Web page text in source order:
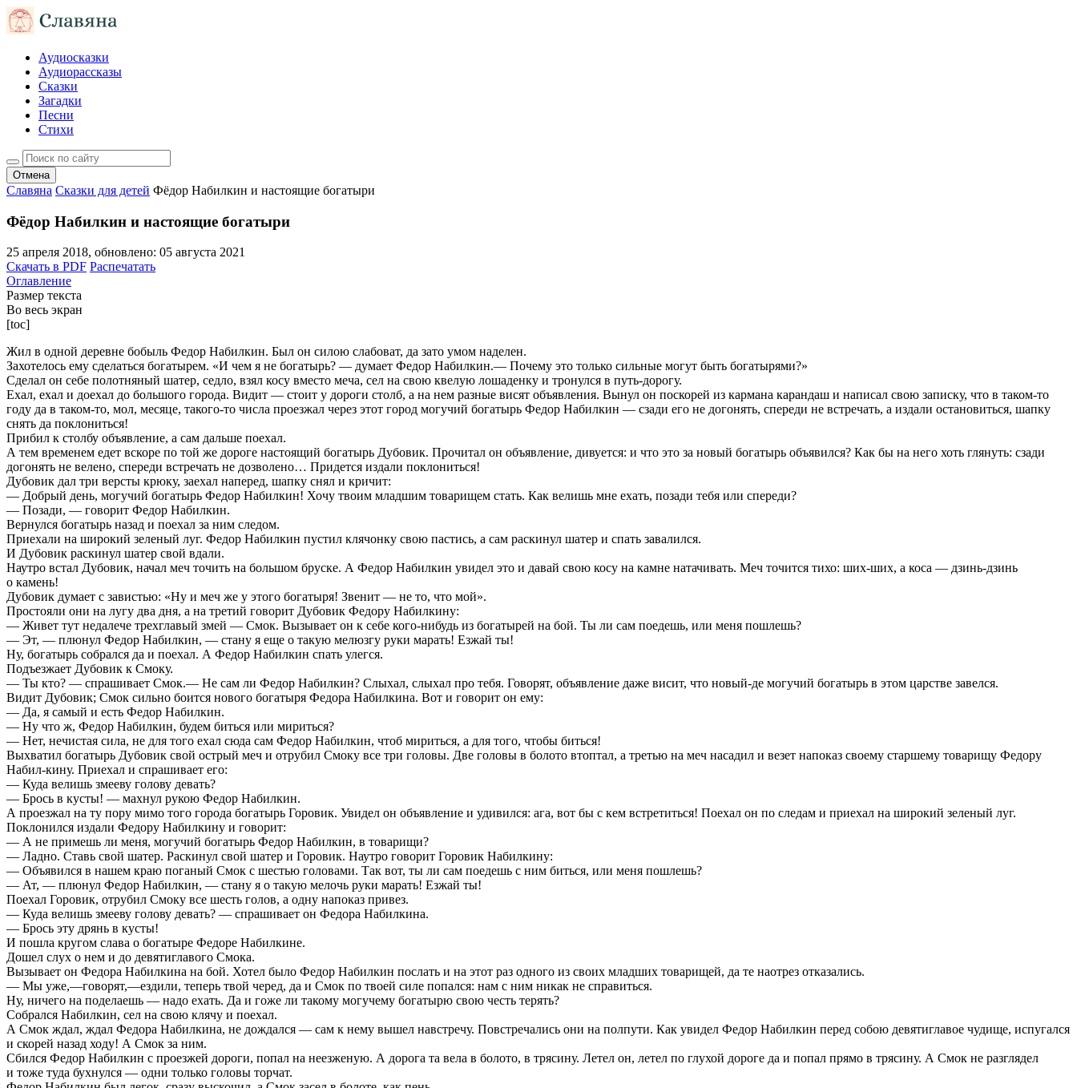
Аудиосказки
Аудиорассказы
Сказки
Загадки
Песни
Стихи
Отмена
Славяна Сказки для детей Фёдор Набилкин и настоящие богатыри
Фёдор Набилкин и настоящие богатыри
25 апреля 2018, обновлено: 05 августа 2021
Скачать в PDF Распечатать
Оглавление
Размер текста
Во весь экран
[toc]
Жил в одной деревне бобыль Федор Набилкин. Был он силою слабоват, да зато умом наделен.
Захотелось ему сделаться богатырем. «И чем я не богатырь? — думает Федор Набилкин.— Почему это только сильные могут быть богатырями?»
Сделал он себе полотняный шатер, седло, взял косу вместо меча, сел на свою квелую лошаденку и тронулся в путь-дорогу.
Ехал, ехал и доехал до большого города. Видит — стоит у дороги столб, а на нем разные висят объявления. Вынул он поскорей из кармана карандаш и написал свою записку, что в таком-то
году да в таком-то, мол, месяце, такого-то числа проезжал через этот город могучий богатырь Федор Набилкин — сзади его не догонять, спереди не встречать, а издали остановиться, шапку
снять да поклониться!
Прибил к столбу объявление, а сам дальше поехал.
А тем временем едет вскоре по той же дороге настоящий богатырь Дубовик. Прочитал он объявление, дивуется: и что это за новый богатырь объявился? Как бы на него хоть глянуть: сзади
догонять не велено, спереди встречать не дозволено… Придется издали поклониться!
Дубовик дал три версты крюку, заехал наперед, шапку снял и кричит:
— Добрый день, могучий богатырь Федор Набилкин! Хочу твоим младшим товарищем стать. Как велишь мне ехать, позади тебя или спереди?
— Позади, — говорит Федор Набилкин.
Вернулся богатырь назад и поехал за ним следом.
Приехали на широкий зеленый луг. Федор Набилкин пустил клячонку свою пастись, а сам раскинул шатер и спать завалился.
И Дубовик раскинул шатер свой вдали.
Наутро встал Дубовик, начал меч точить на большом бруске. А Федор Набилкин увидел это и давай свою косу на камне натачивать. Меч точится тихо: ших-ших, а коса — дзинь-дзинь
о камень!
Дубовик думает с завистью: «Ну и меч же у этого богатыря! Звенит — не то, что мой».
Простояли они на лугу два дня, а на третий говорит Дубовик Федору Набилкину:
— Живет тут недалече трехглавый змей — Смок. Вызывает он к себе кого-нибудь из богатырей на бой. Ты ли сам поедешь, или меня пошлешь?
— Эт, — плюнул Федор Набилкин, — стану я еще о такую мелюзгу руки марать! Езжай ты!
Ну, богатырь собрался да и поехал. А Федор Набилкин спать улегся.
Подъезжает Дубовик к Смоку.
— Ты кто? — спрашивает Смок.— Не сам ли Федор Набилкин? Слыхал, слыхал про тебя. Говорят, объявление даже висит, что новый-де могучий богатырь в этом царстве завелся.
Видит Дубовик; Смок сильно боится нового богатыря Федора Набилкина. Вот и говорит он ему:
— Да, я самый и есть Федор Набилкин.
— Ну что ж, Федор Набилкин, будем биться или мириться?
— Нет, нечистая сила, не для того ехал сюда сам Федор Набилкин, чтоб мириться, а для того, чтобы биться!
Выхватил богатырь Дубовик свой острый меч и отрубил Смоку все три головы. Две головы в болото втоптал, а третью на меч насадил и везет напоказ своему старшему товарищу Федору
Набил-кину. Приехал и спрашивает его:
— Куда велишь змееву голову девать?
— Брось в кусты! — махнул рукою Федор Набилкин.
А проезжал на ту пору мимо того города богатырь Горовик. Увидел он объявление и удивился: ага, вот бы с кем встретиться! Поехал он по следам и приехал на широкий зеленый луг.
Поклонился издали Федору Набилкину и говорит:
— А не примешь ли меня, могучий богатырь Федор Набилкин, в товарищи?
— Ладно. Ставь свой шатер. Раскинул свой шатер и Горовик. Наутро говорит Горовик Набилкину:
— Объявился в нашем краю поганый Смок с шестью головами. Так вот, ты ли сам поедешь с ним биться, или меня пошлешь?
— Ат, — плюнул Федор Набилкин, — стану я о такую мелочь руки марать! Езжай ты!
Поехал Горовик, отрубил Смоку все шесть голов, а одну напоказ привез.
— Куда велишь змееву голову девать? — спрашивает он Федора Набилкина.
— Брось эту дрянь в кусты!
И пошла кругом слава о богатыре Федоре Набилкине.
Дошел слух о нем и до девятиглавого Смока.
Вызывает он Федора Набилкина на бой. Хотел было Федор Набилкин послать и на этот раз одного из своих младших товарищей, да те наотрез отказались.
— Мы уже,—говорят,—ездили, теперь твой черед, да и Смок по твоей силе попался: нам с ним никак не справиться.
Ну, ничего на поделаешь — надо ехать. Да и гоже ли такому могучему богатырю свою честь терять?
Собрался Набилкин, сел на свою клячу и поехал.
А Смок ждал, ждал Федора Набилкина, не дождался — сам к нему вышел навстречу. Повстречались они на полпути. Как увидел Федор Набилкин перед собою девятиглавое чудище, испугался
и скорей назад ходу! А Смок за ним.
Сбился Федор Набилкин с проезжей дороги, попал на неезженую. А дорога та вела в болото, в трясину. Летел он, летел по глухой дороге да и попал прямо в трясину. А Смок не разглядел
и тоже туда бухнулся — одни только головы торчат.